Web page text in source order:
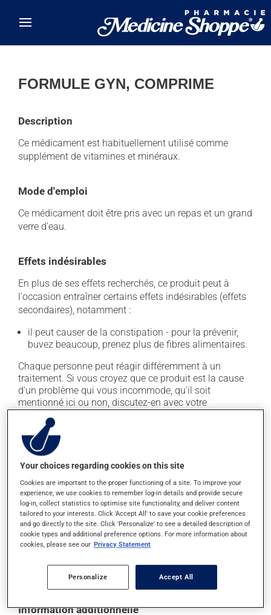
FORMULE GYN, COMPRIME
Description
Ce médicament est habituellement utilisé comme
supplément de vitamines et minéraux.
Mode d'emploi
Ce médicament doit être pris avec un repas et un grand
verre d'eau.
Effets indésirables
En plus de ses effets recherchés, ce produit peut à
l'occasion entraîner certains effets indésirables (effets
secondaires), notamment :
il peut causer de la constipation - pour la prévenir,
buvez beaucoup, prenez plus de fibres alimentaires.
Chaque personne peut réagir différemment à un
traitement. Si vous croyez que ce produit est la cause
d'un problème qui vous incommode, qu'il soit
mentionné ici ou non, discutez-en avec votre
professionnel(le) de la santé. Il ou elle peut vous aider
à déterminer si votre traitement en est effectivement la
cause et, au besoin, vous aider à bien gérer la situation.
Conservation
Comme la plupart des médicaments, vous devriez
garder ce produit à la température ambiante.
Conservez-le dans un endroit sécuritaire où il ne sera
pas exposé à la chaleur, à l'humidité ou à la lumière du
soleil. Faites détruire de façon sécuritaire toute
péremption.
Information additionnelle
Your choices regarding cookies on this site
Cookies are important to the proper functioning of a site. To improve your
experience, we use cookies to remember log-in details and provide secure
log-in, collect statistics to optimise site functionality, and deliver content
tailored to your interests. Click 'Accept All' to save your cookie preferences
and go directly to the site. Click 'Personalize' to see a detailed description of
cookie types and additional preference options. For more information about
cookies, please see our Privacy Statement
Personalize Accept All